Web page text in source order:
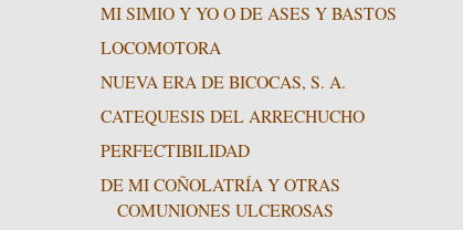
MI SIMIO Y YO O DE ASES Y BASTOS
LOCOMOTORA
NUEVA ERA DE BICOCAS, S. A.
CATEQUESIS DEL ARRECHUCHO
PERFECTIBILIDAD
DE MI COÑOLATRÍA Y OTRAS
COMUNIONES ULCEROSAS